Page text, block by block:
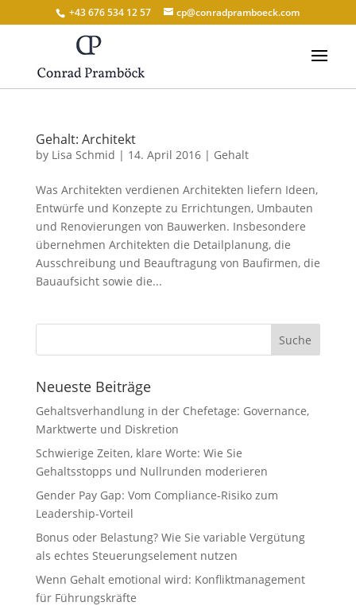
+43 676 534 12 57 cp@conradpramboeck.com
Gehalt: Architekt
by Lisa Schmid | 14. April 2016| Gehalt
Was Architekten verdienen Architekten liefern Ideen,
Entwürfe und Konzepte zu Errichtungen, Umbauten
und Renovierungen von Bauwerken. Insbesondere
übernehmen Architekten die Detailplanung, die
Ausschreibung und Beauftragung von Baufirmen, die
Bauaufsicht sowie die...
Neueste Beiträge
Gehaltsverhandlung in der Chefetage: Governance,
Marktwerte und Diskretion
Schwierige Zeiten, klare Worte: Wie Sie
Gehaltsstopps und Nullrunden moderieren
Gender Pay Gap: Vom Compliance-Risiko zum
Leadership-Vorteil
Bonus oder Belastung? Wie Sie variable Vergütung
als echtes Steuerungselement nutzen
Wenn Gehalt emotional wird: Konfliktmanagement
für Führungskräfte